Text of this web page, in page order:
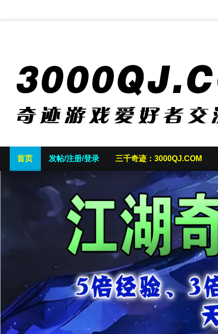
首页 发帖/注册/登录 三千奇迹：3000QJ.COM